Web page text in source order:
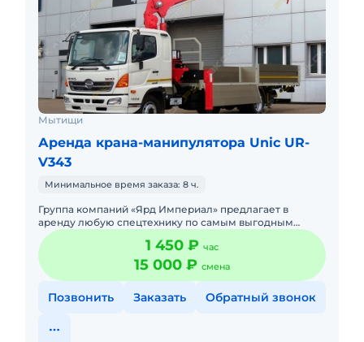
Мытищи
Аренда крана-манипулятора Unic UR-
V343
Минимальное время заказа: 8 ч.
Группа компаний «Ярд Империал» предлагает в
аренду любую спецтехнику по самым выгодным
ценам. На рынке более 10 лет. Вся техника
своевременно обслуженная, маши
1 450 ₽ час
15 000 ₽ смена
Позвонить Заказать Обратный звонок